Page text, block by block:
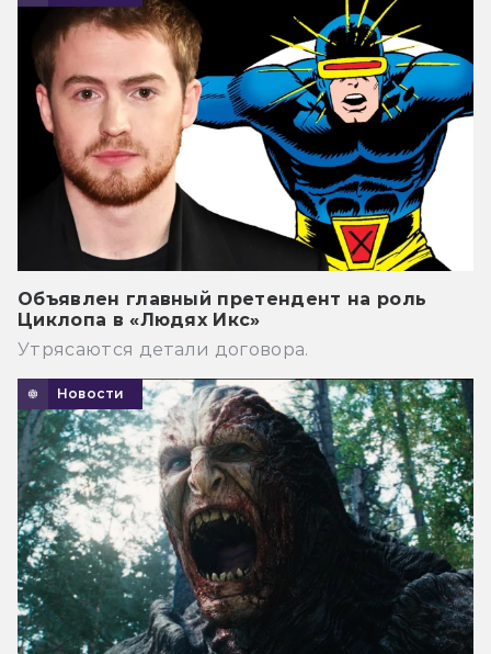
Объявлен главный претендент на роль
Циклопа в «Людях Икс»
Утрясаются детали договора.
Новости